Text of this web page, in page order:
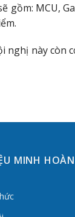
gồm: MCU,
nghị này còn
MINH